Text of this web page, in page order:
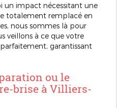
un impact nécessitant une
totalement remplacé en
nous sommes là pour
veillons à ce que votre
garantissant
ou le
brise à Villiers-